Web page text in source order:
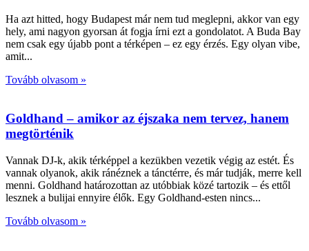
Ha azt hitted, hogy Budapest már nem tud meglepni, akkor van egy
hely, ami nagyon gyorsan át fogja írni ezt a gondolatot. A Buda Bay
nem csak egy újabb pont a térképen – ez egy érzés. Egy olyan vibe,
amit
Tovább olvasom »
Goldhand – amikor az éjszaka nem tervez, hanem
megtörténik
Vannak DJ-k, akik térképpel a kezükben vezetik végig az estét. És
vannak olyanok, akik ránéznek a tánctérre, és már tudják, merre kell
menni. Goldhand határozottan az utóbbiak közé tartozik – és ettől
lesznek a bulijai ennyire élők. Egy Goldhand-esten nincs
Tovább olvasom »